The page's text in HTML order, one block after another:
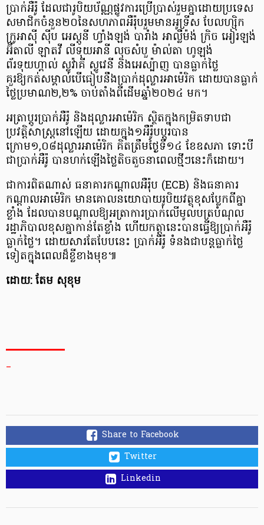
ប្រាក់អឺរ៉ូ ដែលជារូបិយប័ណ្ណផ្លូវការប្រើប្រាស់រួមគ្នាដោយប្រទេស
សមាជិកចំនួន២០នៃសហភាពអឺរ៉ុបរួមមានអូទ្រីស បែលហ្ស៊ិក
ក្រូអាស៊ី ស៊ីប អេស្តូនី ហ្វាំងឡង់ បារាំង អាល្លឺម៉ង់ ក្រិច អៀរឡង់
អ៊ីតាលី ឡាតវី លីទុយអានី លុចសំបួ ម៉ាល់តា ហូឡង់
ព័រទុយហ្គាល់ ស្លូវ៉ាគី ស្លូវេនី និងអេស្ប៉ាញ បានធ្លាក់ថ្លៃ
គួរឱ្យកត់សម្គាល់បើធៀបនឹងប្រាក់ដុល្លារអាម៉េរិក ដោយបានធ្លាក់
ថ្លៃប្រមាណ២,២% ចាប់តាំងពីដើមឆ្នាំ២០២៤ មក។
អត្រាប្តូរប្រាក់អឺរ៉ូ និងដុល្លារអាម៉េរិក ស្ថិតក្នុងកម្រិតទាបជា
ប្រវត្តិសាស្ត្រនៅឡើយ ដោយក្នុង១អឺរ៉ូបប្ដូរបាន
ក្រោម១,០៨ដុល្លារអាម៉េរិក គិតត្រឹមថ្ងៃទី១៤ ខែឧសភា ទោះបី
ជាប្រាក់អឺរ៉ូ បានហក់ឡើងថ្លៃតិចតួចនាពេលថ្មីៗនេះក៏ដោយ។
ជាការពិតណាស់ ធនាគារកណ្តាលអឺរ៉ុប (ECB) និងធនាគារ
កណ្តាលអាម៉េរិក មានគោលនយោបាយរូបិយវត្ថុខុសប្លែកពីគ្នា
ខ្លាំង ដែលបានបណ្ដាលឱ្យអត្រាការប្រាក់លើមូលបត្របំណុល
រដ្ឋាភិបាលខុសគ្នាកាន់តែខ្លាំង ហើយកត្តានេះបានធ្វើឱ្យប្រាក់អឺរ៉ូ
ធ្លាក់ថ្លៃ។ ដោយសារតែបែបនេះ ប្រាក់អឺរ៉ូ ទំនងជាបន្តធ្លាក់ថ្លៃ
ទៀតក្នុងពេលដ៏ខ្លីខាងមុខ៕
ដោយ: តែម សុខុម
_
Share to Facebook
Twitter
Linkedin